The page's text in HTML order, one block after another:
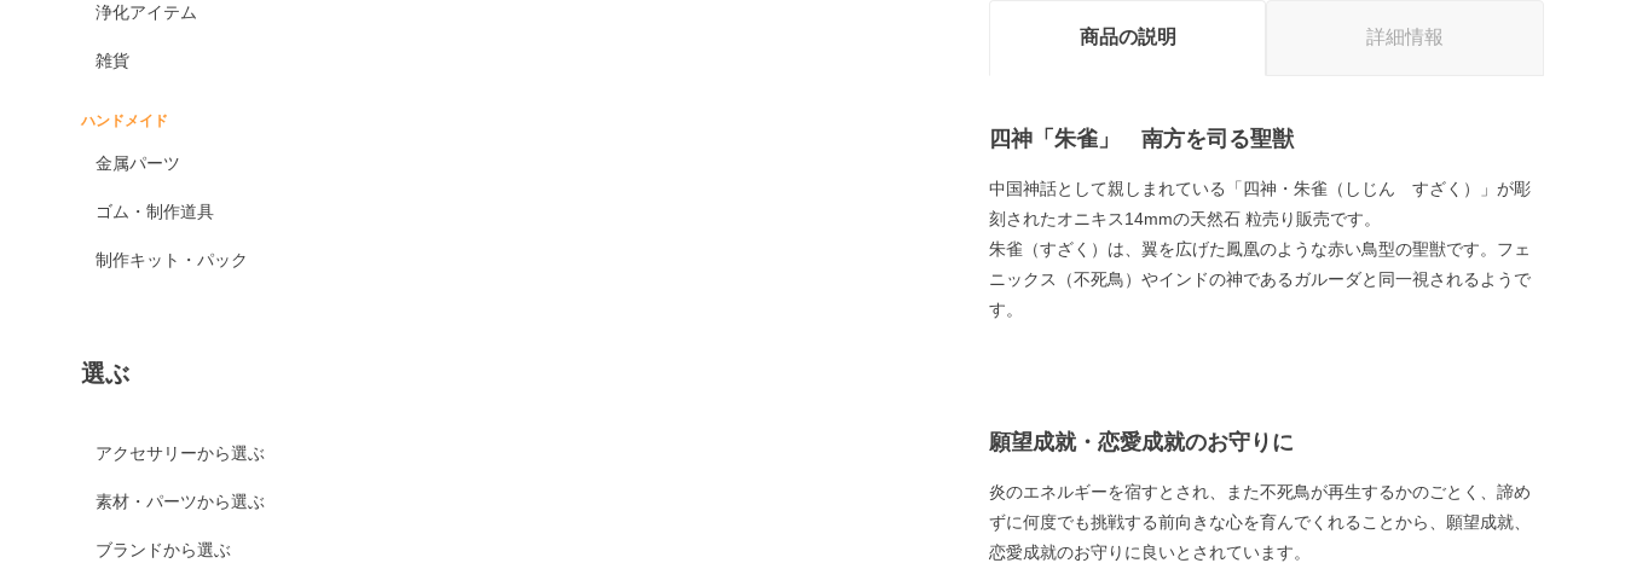
浄化アイテム
雑貨
ハンドメイド
金属パーツ
ゴム・制作道具
制作キット・パック
選ぶ
アクセサリーから選ぶ
素材・パーツから選ぶ
ブランドから選ぶ
商品の説明 詳細情報
四神「朱雀」 南方を司る聖獣
中国神話として親しまれている「四神・朱雀（しじん すざく）」が彫
刻されたオニキス14mmの天然石 粒売り販売です。
朱雀（すざく）は、翼を広げた鳳凰のような赤い鳥型の聖獣です。フェ
ニックス（不死鳥）やインドの神であるガルーダと同一視されるようで
す。
願望成就・恋愛成就のお守りに
炎のエネルギーを宿すとされ、また不死鳥が再生するかのごとく、諦め
ずに何度でも挑戦する前向きな心を育んでくれることから、願望成就、
恋愛成就のお守りに良いとされています。